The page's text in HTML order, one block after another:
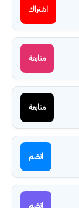
اشتراك
متابعة
متابعة
انضم
انضم